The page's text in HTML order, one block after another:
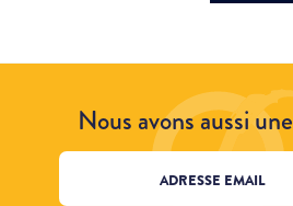
Nous avons aussi une